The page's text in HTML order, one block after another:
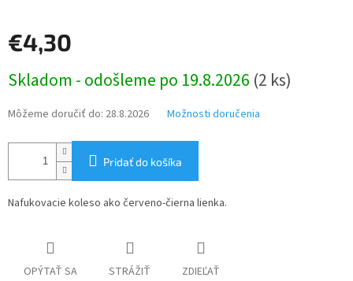
€4,30
cena:
Skladom - odošleme po 19.8.2026 (2 ks)
Môžeme doručiť do: 28.8.2026 Možnosti doručenia
Pridať do košíka
Nafukovacie koleso ako červeno-čierna lienka.
OPÝTAŤ SA STRÁŽIŤ ZDIEĽAŤ